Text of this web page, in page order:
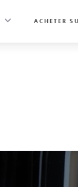
ACHETER